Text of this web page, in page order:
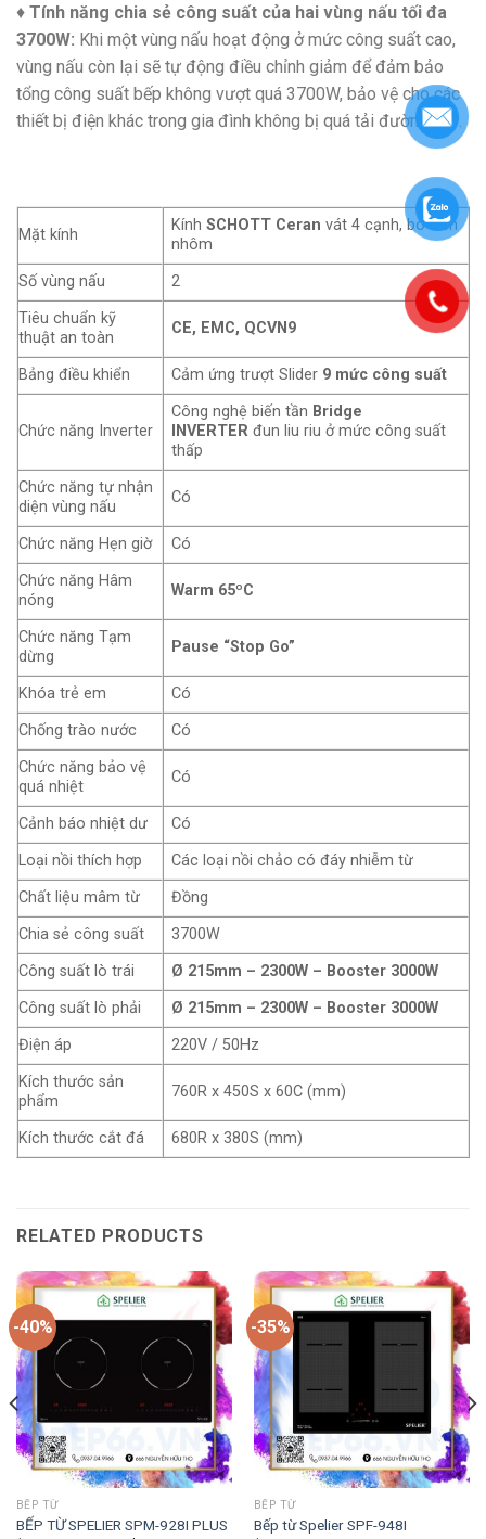
♦ Tính năng chia sẻ công suất của hai vùng nấu tối đa
3700W: Khi một vùng nấu hoạt động ở mức công suất cao,
vùng nấu còn lại sẽ tự động điều chỉnh giảm để đảm bảo
tổng công suất bếp không vượt quá 3700W, bảo vệ cho các
thiết bị điện khác trong gia đình không bị quá tải đường dây.
Mặt kính
KínhSCHOTT Ceran vát 4 cạnh, bo viền
nhôm
Số vùng nấu
2
Tiêu chuẩn kỹ
thuật an toàn
CE, EMC, QCVN9
Bảng điều khiển Cảm ứng trượt Slider 9 mức công suất
Chức năng Inverter
Công nghệ biến tần Bridge
INVERTER đun liu riu ở mức công suất
thấp
Chức năng tự nhận
diện vùng nấu
Có
Chức năng Hẹn giờ
Có
Chức năng Hâm
nóng
Warm 65ºC
Chức năng Tạm
dừng
Pause “Stop Go”
Khóa trẻ em
Có
Chống trào nước
Có
Chức năng bảo vệ
quá nhiệt
Có
Cảnh báo nhiệt dư
Có
Loại nồi thích hợp
Các loại nồi chảo có đáy nhiễm từ
Chất liệu mâm từ
Đồng
Chia sẻ công suất
3700W
Công suất lò trái
Ø 215mm – 2300W – Booster 3000W
Công suất lò phải
Ø 215mm – 2300W – Booster 3000W
Điện áp
220V / 50Hz
Kích thước sản
phẩm
760R x 450S x 60C (mm)
Kích thước cắt đá 680R x 380S (mm)
RELATED PRODUCTS
-40%
BẾP TỪ
BẾP TỪ SPELIER SPM-928I PLUS
-35%
BẾP TỪ
Bếp từ Spelier SPF-948I